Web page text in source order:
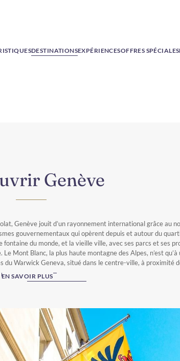
DESTINATIONSEXPÉRIENCESOFFRES SPÉCIALES
Genève
Genève jouit d’un rayonnement international grâce au
gouvernementaux qui opèrent depuis et autour du
fontaine du monde, et la vieille ville, avec ses parcs et ses
Mont Blanc, la plus haute montagne des Alpes, n’est qu’à
du Warwick Geneva, situé dans le centre-ville, à proximité
attractions touristiques.
EN SAVOIR PLUS